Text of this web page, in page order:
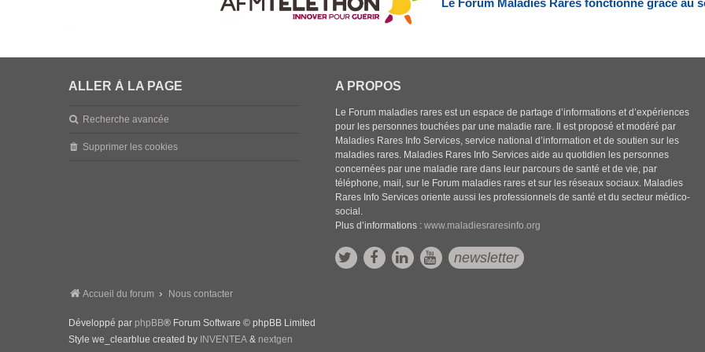
Le Forum Maladies Rares fonctionne grâce au
ALLER À LA PAGE
Recherche avancée
Supprimer les cookies
A PROPOS
Le Forum maladies rares est un espace de partage d’informations et d’expériences
pour les personnes touchées par une maladie rare. Il est proposé et modéré par
Maladies Rares Info Services, service national d’information et de soutien sur les
maladies rares. Maladies Rares Info Services aide au quotidien les personnes
concernées par une maladie rare dans leur parcours de santé et de vie, par
téléphone, mail, sur le Forum maladies rares et sur les réseaux sociaux. Maladies
Rares Info Services oriente aussi les professionnels de santé et du secteur médico-
social.
Plus d’informations :www.maladiesraresinfo.org
newsletter
Accueil du forum Nous contacter
Développé par phpBB® Forum Software © phpBB Limited
Style we_clearblue created by INVENTEA & nextgen